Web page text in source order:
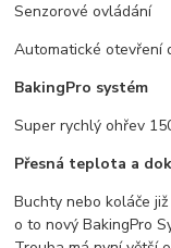
Senzorové ovládání
Automatické otevření
BakingPro systém
Super rychlý ohřev
Přesná teplota a
Buchty nebo koláče
o to nový BakingPro